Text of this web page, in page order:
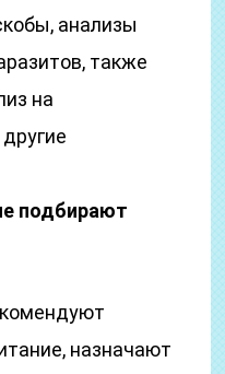
анализы
также
на
подбирают
назначают